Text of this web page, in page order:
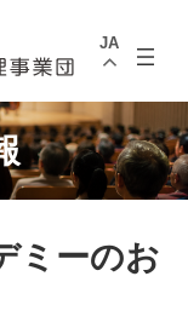
JA
ミーのお